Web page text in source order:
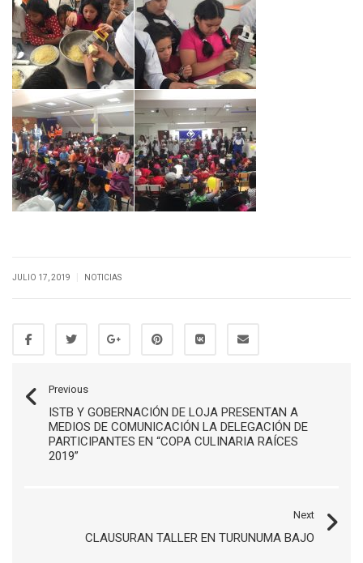
JULIO 17, 2019 NOTICIAS
Previous
ISTB Y GOBERNACIÓN DE LOJA PRESENTAN A
MEDIOS DE COMUNICACIÓN LA DELEGACIÓN DE
PARTICIPANTES EN “COPA CULINARIA RAÍCES
2019”
Next
CLAUSURAN TALLER EN TURUNUMA BAJO